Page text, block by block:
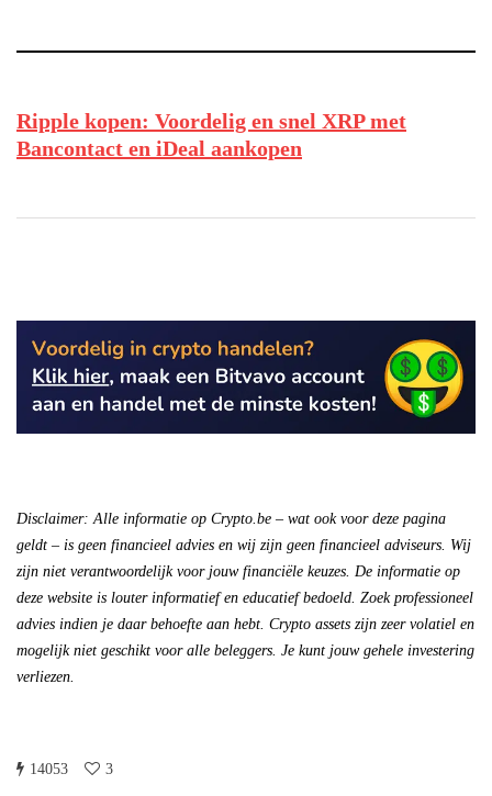
Ripple kopen: Voordelig en snel XRP met
Bancontact en iDeal aankopen
Disclaimer: Alle informatie op Crypto.be – wat ook voor deze pagina
geldt – is geen financieel advies en wij zijn geen financieel adviseurs. Wij
zijn niet verantwoordelijk voor jouw financiële keuzes. De informatie op
deze website is louter informatief en educatief bedoeld. Zoek professioneel
advies indien je daar behoefte aan hebt. Crypto assets zijn zeer volatiel en
mogelijk niet geschikt voor alle beleggers. Je kunt jouw gehele investering
verliezen.
14053 3